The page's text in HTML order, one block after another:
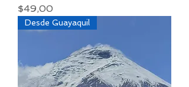
Precio
$49,00
Desde Guayaquil